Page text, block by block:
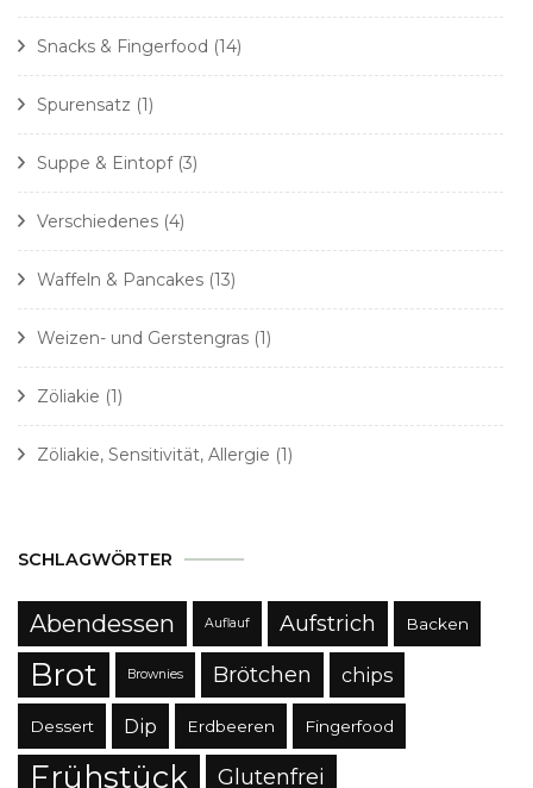
Snacks & Fingerfood (14)
Spurensatz (1)
Suppe & Eintopf(3)
Verschiedenes (4)
Waffeln & Pancakes (13)
Weizen- und Gerstengras (1)
Zöliakie (1)
Zöliakie, Sensitivität, Allergie (1)
SCHLAGWÖRTER
Abendessen Auflauf Aufstrich Backen
Brot Brownies Brötchen chips
Dessert Dip Erdbeeren Fingerfood
Frühstück Glutenfrei